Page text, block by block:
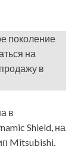
поколение
на
в
в
Shield, на
Mitsubishi.